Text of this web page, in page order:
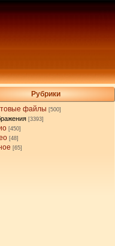
Рубрики
файлы [500]
[3393]
[450]
[48]
[65]